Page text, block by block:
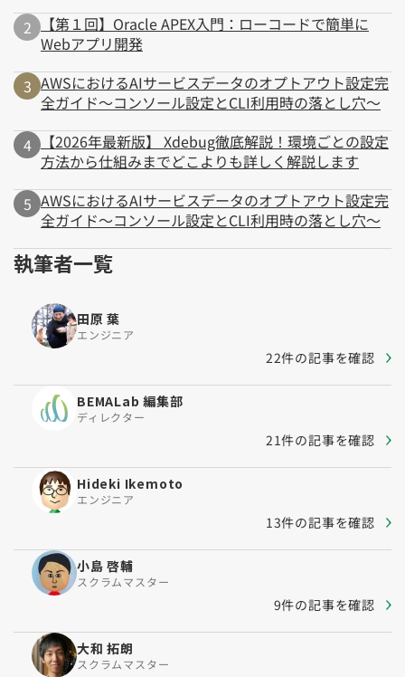
【第１回】Oracle APEX入門：ローコードで簡単に
Webアプリ開発
AWSにおけるAIサービスデータのオプトアウト設定完
全ガイド～コンソール設定とCLI利用時の落とし穴～
【2026年最新版】 Xdebug徹底解説！環境ごとの設定
方法から仕組みまでどこよりも詳しく解説します
AWSにおけるAIサービスデータのオプトアウト設定完
全ガイド～コンソール設定とCLI利用時の落とし穴～
執筆者一覧
田原 葉
エンジニア
22件の記事を確認
BEMALab 編集部
ディレクター
21件の記事を確認
Hideki Ikemoto
エンジニア
13件の記事を確認
小島 啓輔
スクラムマスター
9件の記事を確認
大和 拓朗
スクラムマスター